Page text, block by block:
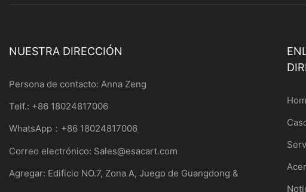
NUESTRA DIRECCIÓN
Persona de contacto: Anna Zeng
Telf.: +86 18024817006
WhatsApp：+86 18024817006
Correo electrónico: Sales@esacart.com
Agregar: Edificio NO.7, Zona A, Juego de Guangdong &